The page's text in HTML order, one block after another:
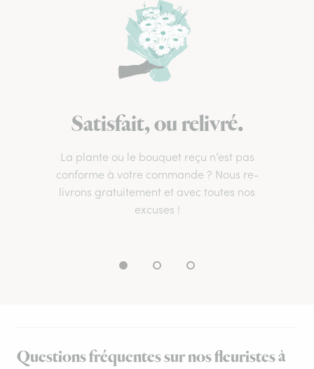
Satisfait, ou relivré.
La plante ou le bouquet reçu n’est pas
conforme à votre commande ? Nous re-
livrons gratuitement et avec toutes nos
excuses !
Questions fréquentes sur nos fleuristes à